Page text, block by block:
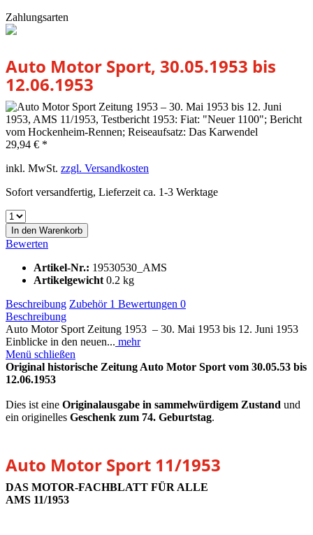
Zahlungsarten
Auto Motor Sport, 30.05.1953 bis
12.06.1953
29,94 € *
inkl. MwSt. zzgl. Versandkosten
Sofort versandfertig, Lieferzeit ca. 1-3 Werktage
In den Warenkorb
Bewerten
Artikel-Nr.: 19530530_AMS
Artikelgewicht 0.2 kg
Beschreibung Zubehör 1 Bewertungen 0
Beschreibung
Auto Motor Sport Zeitung 1953 – 30. Mai 1953 bis 12. Juni 1953
Einblicke in den neuen... mehr
Menü schließen
Original historische Zeitung Auto Motor Sport vom 30.05.53 bis
12.06.1953
Dies ist eine Originalausgabe in sammelwürdigem Zustand und
ein originelles Geschenk zum 74. Geburtstag.
Auto Motor Sport 11/1953
DAS MOTOR-FACHBLATT FÜR ALLE
AMS 11/1953